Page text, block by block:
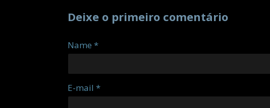
Deixe o primeiro comentário
Name *
E-mail *